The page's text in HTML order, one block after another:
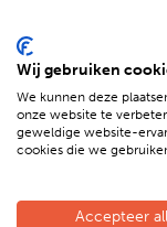
De
Wij gebruiken
We kunnen deze
onze website te
geweldige website-
cookies die we
Accepteer